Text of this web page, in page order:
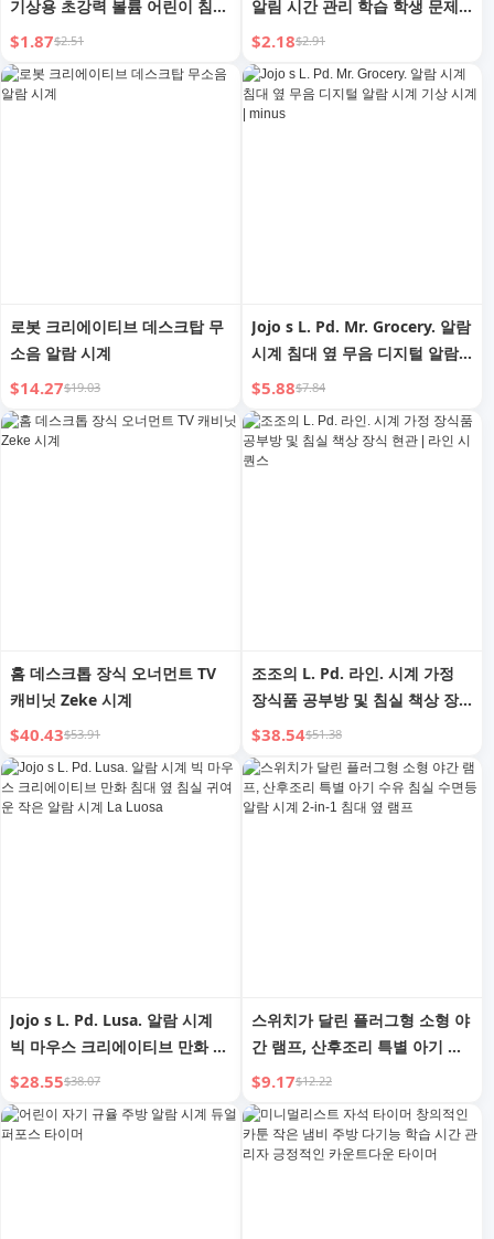
기상용 초강력 볼륨 어린이 침대
옆 디지털 시계 가정용 유용한
가젯
$1.87$2.51
알림 시간 관리 학습 학생 문제
풀이 대학원 입학 시험 무음 디
지털 알람 시계 기계식
$2.18$2.91
로봇 크리에이티브 데스크탑 무
소음 알람 시계
$14.27$19.03
Jojo s L. Pd. Mr. Grocery. 알람
시계 침대 옆 무음 디지털 알람
시계 기상 시계 | minus
$5.88$7.84
홈 데스크톱 장식 오너먼트 TV
캐비닛 Zeke 시계
$40.43$53.91
조조의 L. Pd. 라인. 시계 가정
장식품 공부방 및 침실 책상 장
식 현관 | 라인 시퀀스
$38.54$51.38
Jojo s L. Pd. Lusa. 알람 시계
빅 마우스 크리에이티브 만화 침
대 옆 침실 귀여운 작은 알람 시
계 La Luosa
$28.55$38.07
스위치가 달린 플러그형 소형 야
간 램프, 산후조리 특별 아기 수
유 침실 수면등 알람 시계 2-in-1
침대 옆 램프
$9.17$12.22